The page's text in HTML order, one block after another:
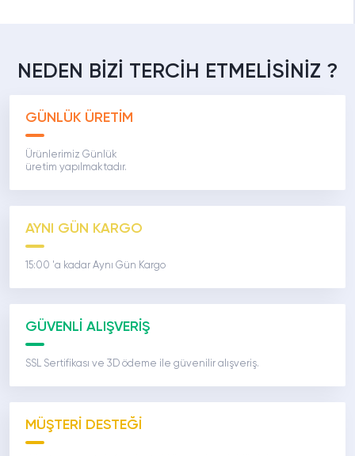
NEDEN BİZİ TERCİH ETMELİSİNİZ ?
GÜNLÜK ÜRETİM
Ürünlerimiz Günlük
üretim yapılmaktadır.
AYNI GÜN KARGO
15:00 'a kadar Aynı Gün Kargo
GÜVENLİ ALIŞVERİŞ
SSL Sertifikası ve 3D ödeme ile güvenilir alışveriş.
MÜŞTERİ DESTEĞİ